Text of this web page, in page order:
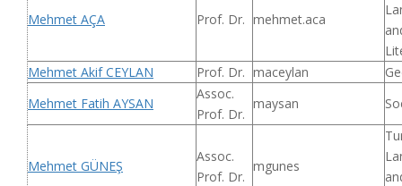
Mehmet AÇA Prof. Dr. mehmet.aca
Mehmet Akif CEYLAN
Prof. Dr. maceylan
Mehmet Fatih AYSAN
Assoc.
Prof. Dr.
maysan
Mehmet GÜNEŞ
Assoc.
Prof. Dr.
mgunes